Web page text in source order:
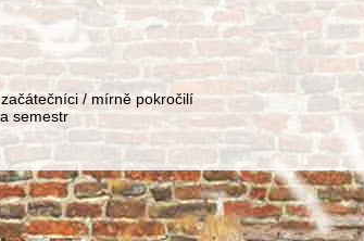
/ mírně pokročilí
semestr